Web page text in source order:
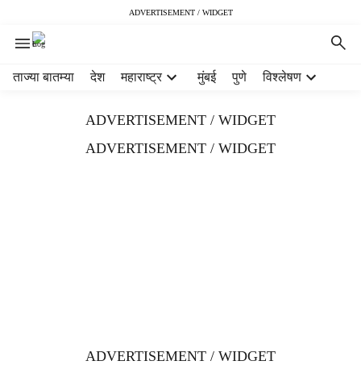
ADVERTISEMENT / WIDGET
ताज्या बातम्या देश महाराष्ट्र मुंबई पुणे विश्लेषण
ADVERTISEMENT / WIDGET
ADVERTISEMENT / WIDGET
ADVERTISEMENT / WIDGET